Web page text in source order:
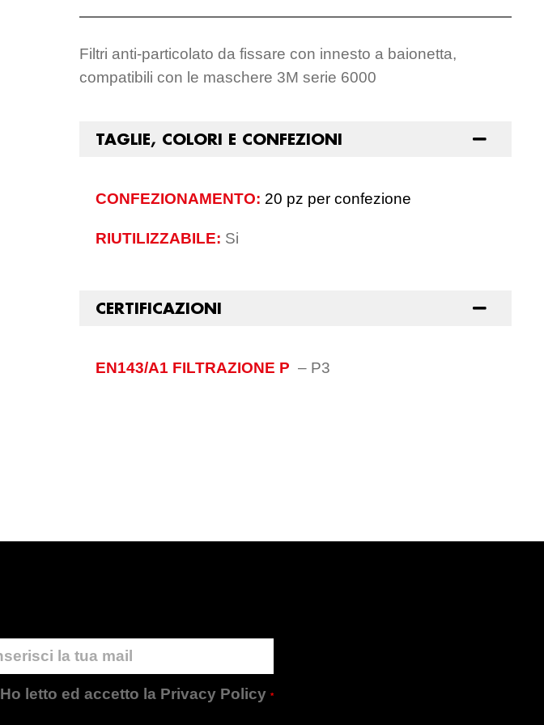
Filtri anti-particolato da fissare con innesto a baionetta,
compatibili con le maschere 3M serie 6000
TAGLIE, COLORI E CONFEZIONI
CONFEZIONAMENTO: 20 pz per confezione
RIUTILIZZABILE: Si
CERTIFICAZIONI
EN143/A1 FILTRAZIONE P – P3
Ho letto ed accetto la Privacy Policy*